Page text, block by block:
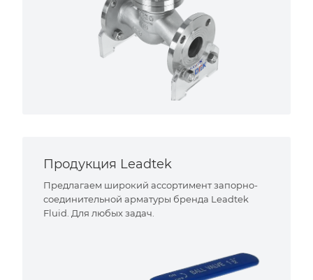
Продукция Leadtek
Предлагаем широкий ассортимент запорно-
соединительной арматуры бренда Leadtek
Fluid. Для любых задач.